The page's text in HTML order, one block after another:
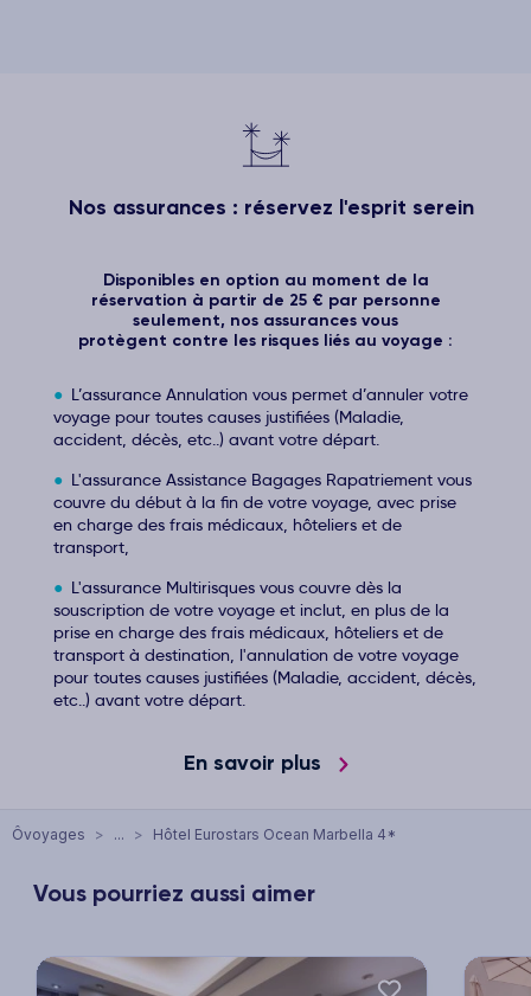
Nos assurances : réservez l'esprit serein
Disponibles en option au moment de la
réservation à partir de 25 € par personne
seulement, nos assurances vous
protègent contre les risques liés au voyage :
L’assurance Annulation vous permet d’annuler votre
voyage pour toutes causes justifiées (Maladie,
accident, décès, etc..) avant votre départ.
L'assurance Assistance Bagages Rapatriement vous
couvre du début à la fin de votre voyage, avec prise
en charge des frais médicaux, hôteliers et de
transport,
L'assurance Multirisques vous couvre dès la
souscription de votre voyage et inclut, en plus de la
prise en charge des frais médicaux, hôteliers et de
transport à destination, l'annulation de votre voyage
pour toutes causes justifiées (Maladie, accident, décès,
etc..) avant votre départ.
En savoir plus
Ôvoyages > ... > Hôtel Eurostars Ocean Marbella 4*
Vous pourriez aussi aimer